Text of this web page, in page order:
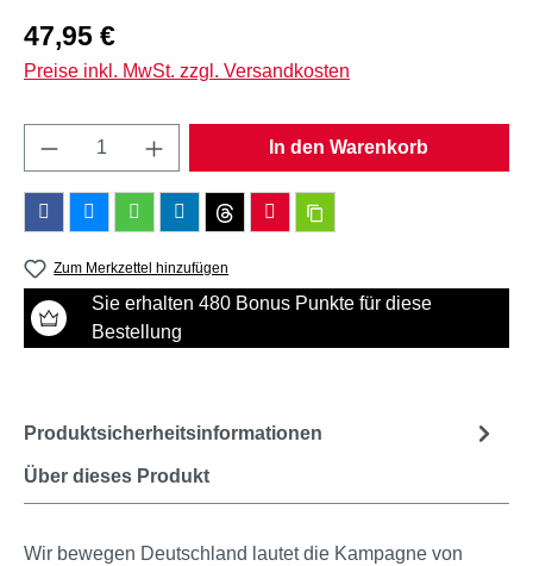
Regulärer Preis:
47,95 €
Preise inkl. MwSt. zzgl. Versandkosten
Produkt Anzahl: Gib den gewünschten
In den Warenkorb
Zum Merkzettel hinzufügen
Sie erhalten 480 Bonus Punkte für diese
Bestellung
Über dieses Produkt
Produktsicherheitsinformationen
Wir bewegen Deutschland lautet die Kampagne von